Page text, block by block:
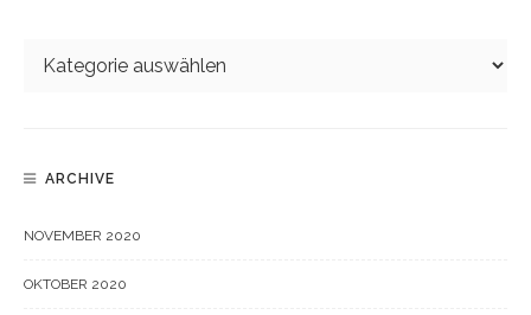
ARCHIVE
NOVEMBER 2020
OKTOBER 2020